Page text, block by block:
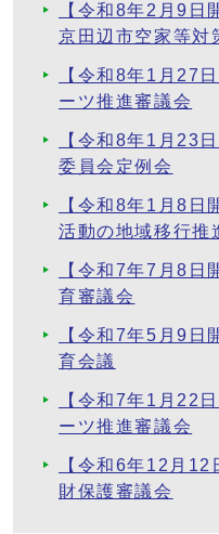
【令和8年2月9日
京田辺市空家等対
【令和8年1月27
ーツ推進審議会
【令和8年1月23
委員会定例会
【令和8年1月8日
活動の地域移行推
【令和7年7月8日
育審議会
【令和7年5月9日
育会議
【令和7年1月22
ーツ推進審議会
【令和6年12月
財保護審議会